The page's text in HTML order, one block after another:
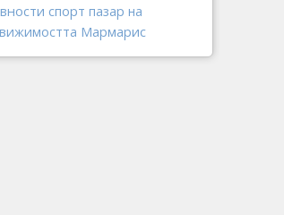
спорт пазар на
Мармарис